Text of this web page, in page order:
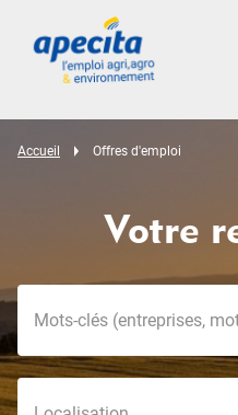
Accueil Offres d'emploi
Votre